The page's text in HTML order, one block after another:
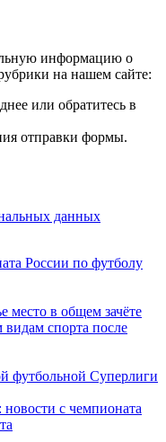
информацию о
на нашем сайте:
или обратитесь в
отправки формы.
данных
России по футболу
место в общем зачёте
спорта после
футбольной Суперлиги
с чемпионата